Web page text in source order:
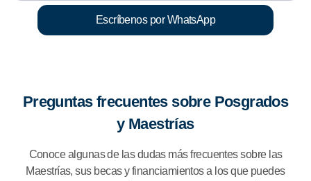
Escríbenos por WhatsApp
Preguntas frecuentes sobre Posgrados
y Maestrías
Conoce algunas de las dudas más frecuentes sobre las
Maestrías, sus becas y financiamientos a los que puedes